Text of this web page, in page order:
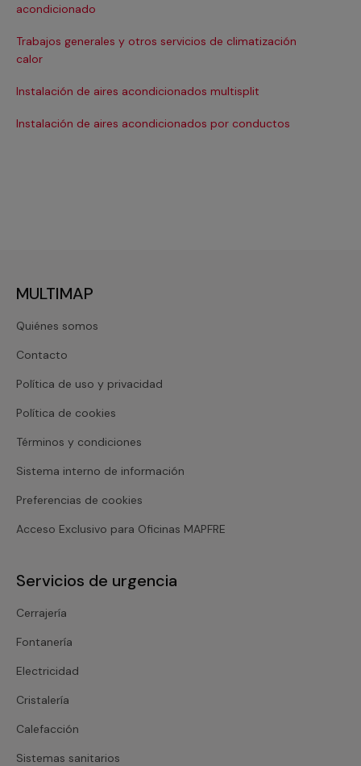
acondicionado
Trabajos generales y otros servicios de climatización
calor
Instalación de aires acondicionados multisplit
Instalación de aires acondicionados por conductos
MULTIMAP
Quiénes somos
Contacto
Política de uso y privacidad
Política de cookies
Términos y condiciones
Sistema interno de información
Preferencias de cookies
Acceso Exclusivo para Oficinas MAPFRE
Servicios de urgencia
Cerrajería
Fontanería
Electricidad
Cristalería
Calefacción
Sistemas sanitarios